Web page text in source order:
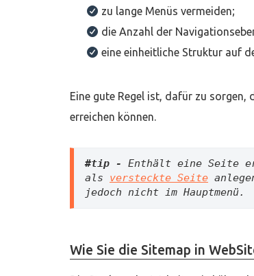
zu lange Menüs vermeiden;
die Anzahl der
eine einheitliche Struktur auf
Eine gute Regel ist, dafür zu
erreichen können.
#tip -
Enthält eine Seite
als versteckte Seite
jedoch nicht im Hauptmenü.
Wie Sie die Sitemap in